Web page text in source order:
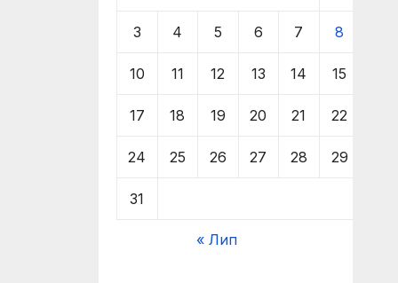
3 4 5 6 7 8
10 11 12 13 14 15
17 18 19 20 21 22
24 25 26 27 28 29
31
« Лип